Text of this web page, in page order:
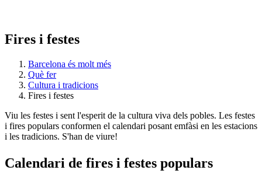
Fires i festes
Barcelona és molt més
Què fer
Cultura i tradicions
Fires i festes
Viu les festes i sent l'esperit de la cultura viva dels pobles. Les festes
i fires populars conformen el calendari posant emfàsi en les estacions
i les tradicions. S'han de viure!
Calendari de fires i festes populars